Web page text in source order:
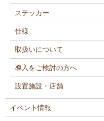
ステッカー
仕様
取扱いについて
導入をご検討の方へ
設置施設・店舗
イベント情報